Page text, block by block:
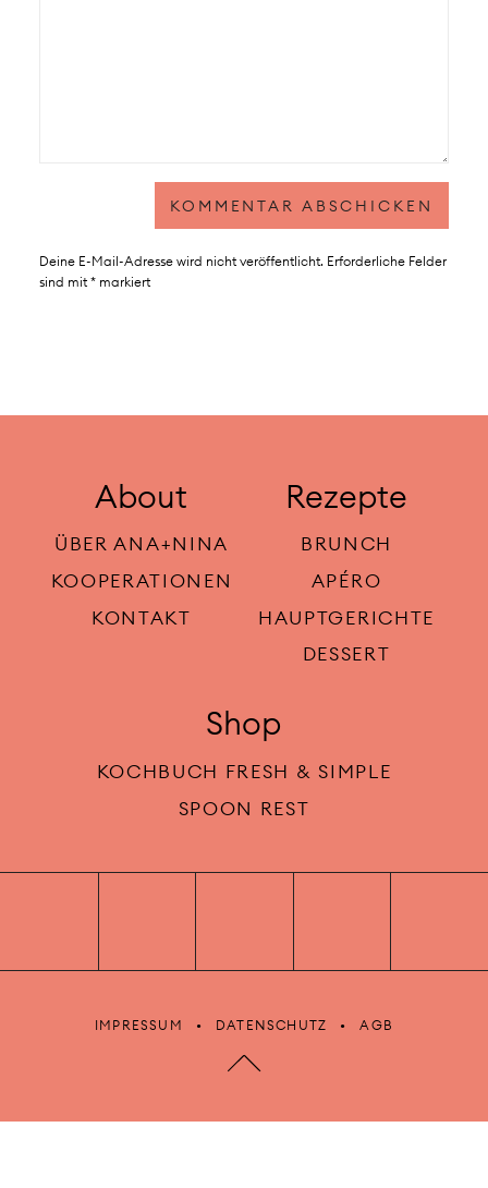
Deine E-Mail-Adresse wird nicht veröffentlicht. Erforderliche Felder
sind mit *markiert
About
ÜBER ANA+NINA
KOOPERATIONEN
KONTAKT
Rezepte
BRUNCH
APÉRO
HAUPTGERICHTE
DESSERT
Shop
KOCHBUCH FRESH & SIMPLE
SPOON REST
IMPRESSUM DATENSCHUTZ AGB